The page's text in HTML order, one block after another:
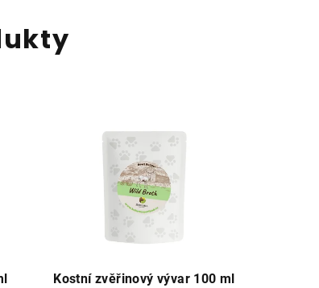
Kostní zvěřinový vývar 100 ml